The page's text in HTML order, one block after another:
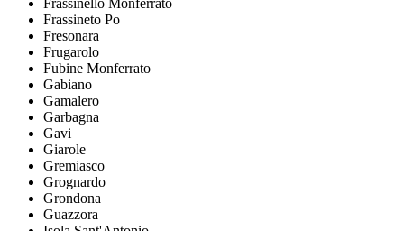
Frassinello Monferrato
Frassineto Po
Fresonara
Frugarolo
Fubine Monferrato
Gabiano
Gamalero
Garbagna
Gavi
Giarole
Gremiasco
Grognardo
Grondona
Guazzora